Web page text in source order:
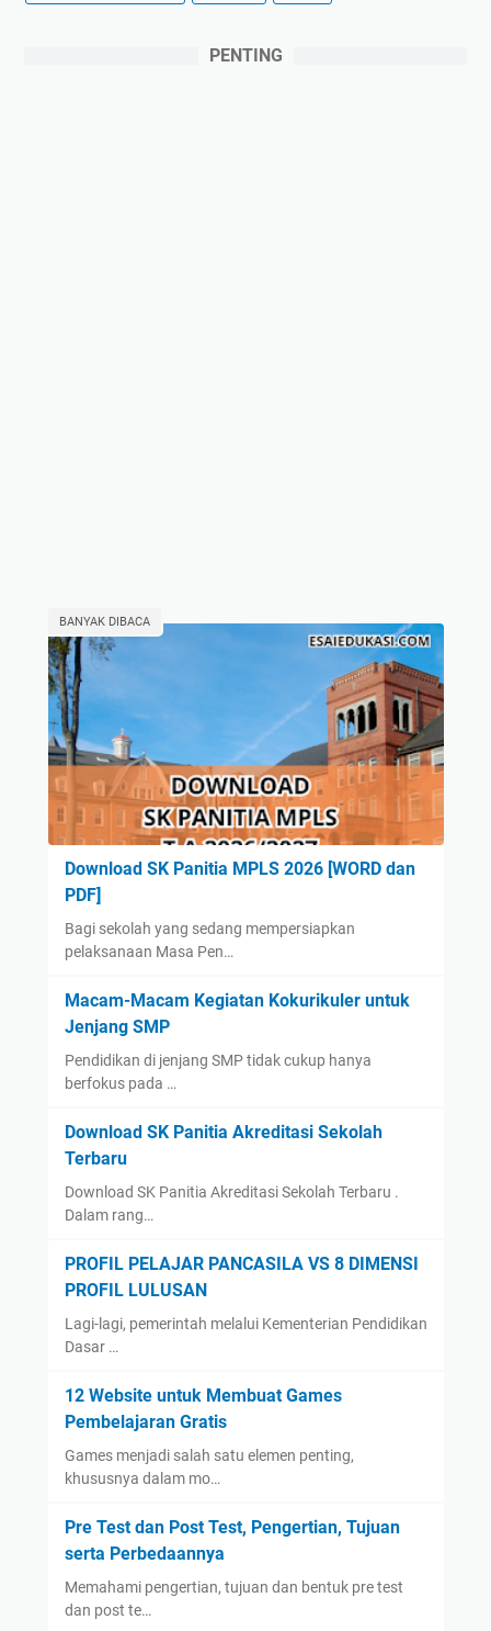
PENTING
BANYAK DIBACA
Download SK Panitia MPLS 2026 [WORD dan
PDF]
Bagi sekolah yang sedang mempersiapkan
pelaksanaan Masa Pen…
Macam-Macam Kegiatan Kokurikuler untuk
Jenjang SMP
Pendidikan di jenjang SMP tidak cukup hanya
berfokus pada …
Download SK Panitia Akreditasi Sekolah
Terbaru
Download SK Panitia Akreditasi Sekolah Terbaru .
Dalam rang…
PROFIL PELAJAR PANCASILA VS 8 DIMENSI
PROFIL LULUSAN
Lagi-lagi, pemerintah melalui Kementerian Pendidikan
Dasar …
12 Website untuk Membuat Games
Pembelajaran Gratis
Games menjadi salah satu elemen penting,
khususnya dalam mo…
Pre Test dan Post Test, Pengertian, Tujuan
serta Perbedaannya
Memahami pengertian, tujuan dan bentuk pre test
dan post te…